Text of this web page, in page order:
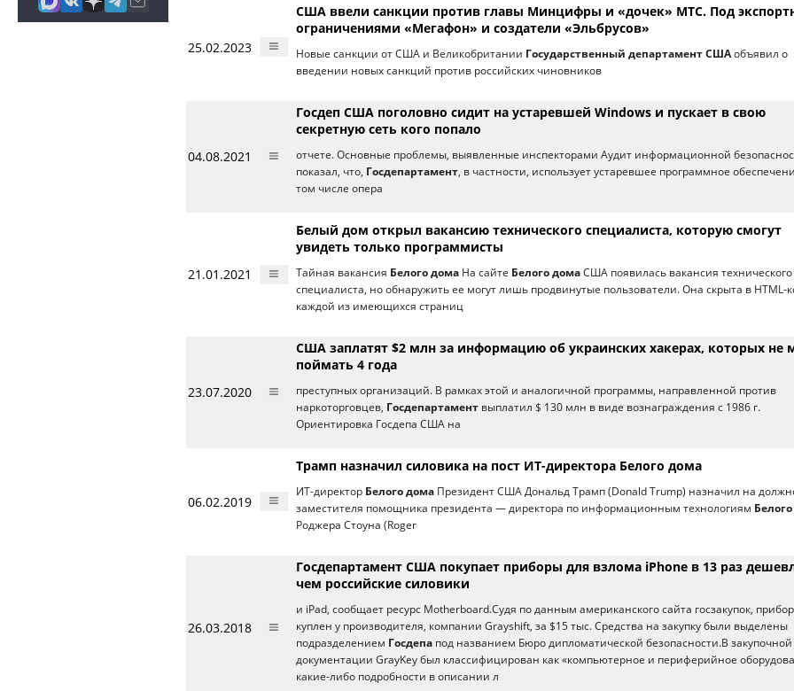
25.02.2023
США ввели санкции против главы Минцифры и «дочек» МТС. Под
ограничениями «Мегафон» и создатели «Эльбрусов»
Новые санкции от США и Великобритании Государственный департамент СШАобъявил о
введении новых санкций против российских чиновников
04.08.2021
Госдеп США поголовно сидит на устаревшей Windows и пускает в свою
секретную сеть кого попало
отчете. Основные проблемы, выявленные инспекторами Аудит информационной
показал, что, Госдепартамент, в частности, использует устаревшее программное
том числе опера
21.01.2021
Белый дом открыл вакансию технического специалиста, которую смогут
увидеть только программисты
Тайная вакансия Белого дома На сайте Белого дома США появилась вакансия технического
специалиста, но обнаружить ее могут лишь продвинутые пользователи. Она скрыта в HTML-
каждой из имеющихся страниц
23.07.2020
США заплатят $2 млн за информацию об украинских хакерах, которых не
поймать 4 года
преступных организаций. В рамках этой и аналогичной программы, направленной против
наркоторговцев, Госдепартамент выплатил $ 130 млн в виде вознаграждения с 1986 г.
Ориентировка Госдепа США на
06.02.2019
Трамп назначил силовика на пост ИТ-директора Белого дома
ИТ-директор Белого дома Президент США Дональд Трамп (Donald Trump) назначил на
заместителя помощника президента — директора по информационным технологиям
Роджера Стоуна (Roger
26.03.2018
Госдепартамент США покупает приборы для взлома iPhone в 13 раз
чем российские силовики
и iPad, сообщает ресурс Motherboard.Судя по данным американского сайта госзакупок,
куплен у производителя, компании Grayshift, за $15 тыс. Средства на закупку были выделены
подразделением Госдепа под названием Бюро дипломатической безопасности.В закупочной
документации GrayKey был классифицирован как «компьютерное и периферийное
какие-либо подробности в описании л